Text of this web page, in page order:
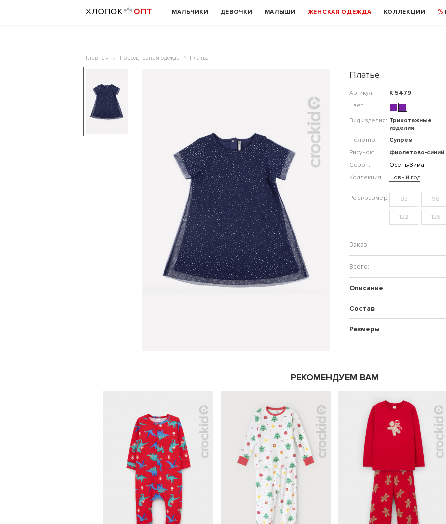
МАЛЬЧИКИ ДЕВОЧКИ МАЛЫШИ ЖЕНСКАЯ ОДЕЖДА КОЛЛЕКЦИИ
Главная Повседневная одежда Платье
Платье
Артикул:
К 5479
Цвет:
Вид изделия: Трикотажные
изделия
Полотно:
Супрем
Рисунок:
фиолетово-синий
Сезон:
Осень-Зима
Коллекция:
Новый год
92 98
122 128
Описание
Состав
Размеры
РЕКОМЕНДУЕМ ВАМ